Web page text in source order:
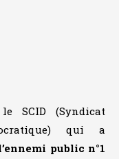
SCID (Syndicat
qui a
public n°1